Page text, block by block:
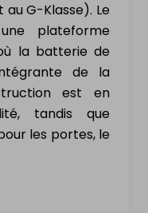
G-Klasse). Le
plateforme
la batterie de
de la
est en
tandis que
les portes, le